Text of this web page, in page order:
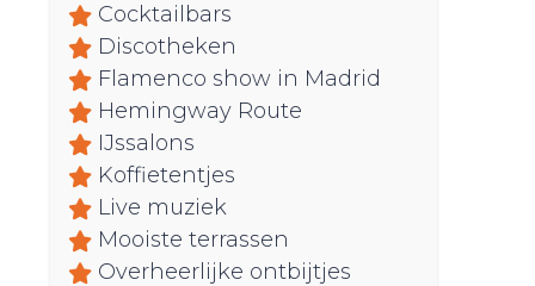
Cocktailbars
Discotheken
Flamenco show in Madrid
Hemingway Route
IJssalons
Koffietentjes
Live muziek
Mooiste terrassen
Overheerlijke ontbijtjes